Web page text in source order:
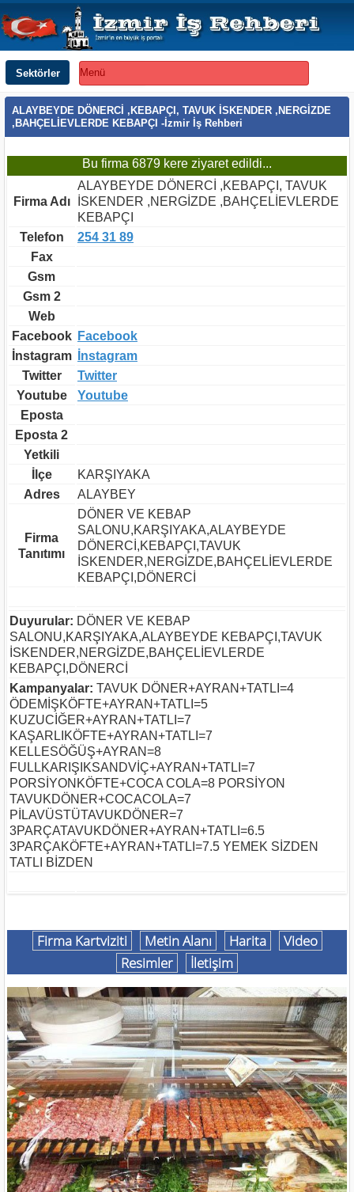
Sektörler Menü
ALAYBEYDE DÖNERCİ ,KEBAPÇI, TAVUK İSKENDER ,NERGİZDE
,BAHÇELİEVLERDE KEBAPÇI -İzmir İş Rehberi
Bu firma 6879 kere ziyaret edildi...
Firma Adı
ALAYBEYDE DÖNERCİ ,KEBAPÇI, TAVUK
İSKENDER ,NERGİZDE ,BAHÇELİEVLERDE
KEBAPÇI
Telefon
254 31 89
Fax
Gsm
Gsm 2
Web
Facebook Facebook
İnstagram
İnstagram
Twitter
Twitter
Youtube
Youtube
Eposta
Eposta 2
Yetkili
İlçe
KARŞIYAKA
Adres
ALAYBEY
Firma
Tanıtımı
DÖNER VE KEBAP
SALONU,KARŞIYAKA,ALAYBEYDE
DÖNERCİ,KEBAPÇI,TAVUK
İSKENDER,NERGİZDE,BAHÇELİEVLERDE
KEBAPÇI,DÖNERCİ
Duyurular: DÖNER VE KEBAP
SALONU,KARŞIYAKA,ALAYBEYDE KEBAPÇI,TAVUK
İSKENDER,NERGİZDE,BAHÇELİEVLERDE
KEBAPÇI,DÖNERCİ
Kampanyalar: TAVUK DÖNER+AYRAN+TATLI=4
ÖDEMİŞKÖFTE+AYRAN+TATLI=5
KUZUCİĞER+AYRAN+TATLI=7
KAŞARLIKÖFTE+AYRAN+TATLI=7
KELLESÖĞÜŞ+AYRAN=8
FULLKARIŞIKSANDVİÇ+AYRAN+TATLI=7
PORSİYONKÖFTE+COCA COLA=8 PORSİYON
TAVUKDÖNER+COCACOLA=7
PİLAVÜSTÜTAVUKDÖNER=7
3PARÇATAVUKDÖNER+AYRAN+TATLI=6.5
3PARÇAKÖFTE+AYRAN+TATLI=7.5 YEMEK SİZDEN
TATLI BİZDEN
Firma Kartviziti Metin Alanı Harita
Video
Resimler
İletişim